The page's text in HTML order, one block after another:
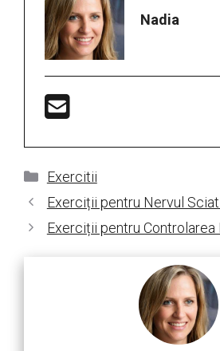
Nadia
Categorii
Exercitii
Exerciții pentru Nervul
Exerciții pentru Controlarea